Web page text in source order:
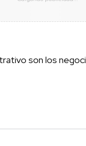
son los